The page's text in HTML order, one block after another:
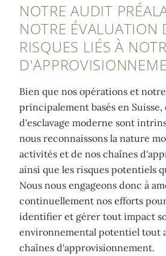
NOTRE AUDIT
NOTRE ÉVALUATION
RISQUES LIÉS À
Bien que nos opérations et
principalement basés en Suisse,
d'esclavage moderne sont
nous reconnaissons la nature
activités et de nos chaînes
ainsi que les risques potentiels
Nous nous engageons donc à
continuellement nos efforts
identifier et gérer tout impact
environnemental potentiel tout
chaînes d'approvisionnement.